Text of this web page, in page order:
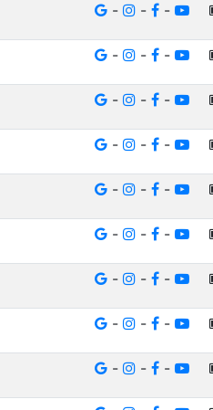
- - -
- - -
- - -
- - -
- - -
- - -
- - -
- - -
- - -